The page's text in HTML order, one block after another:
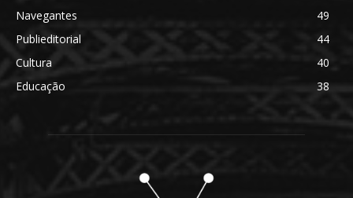
Navegantes
49
Publieditorial
44
Cultura
40
Educação
38